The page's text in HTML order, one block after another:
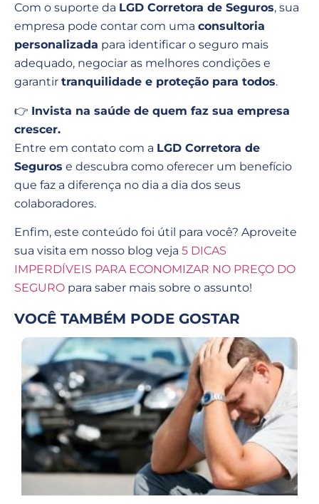
Com o suporte da LGD Corretora de Seguros, sua
empresa pode contar com uma consultoria
personalizada para identificar o seguro mais
adequado, negociar as melhores condições e
garantir tranquilidade e proteção para todos.
👉 Invista na saúde de quem faz sua empresa
crescer.
Entre em contato com a LGD Corretora de
Seguros e descubra como oferecer um benefício
que faz a diferença no dia a dia dos seus
colaboradores.
Enfim, este conteúdo foi útil para você? Aproveite
sua visita em nosso blog veja 5 DICAS
IMPERDÍVEIS PARA ECONOMIZAR NO PREÇO DO
SEGURO para saber mais sobre o assunto!
VOCÊ TAMBÉM PODE GOSTAR